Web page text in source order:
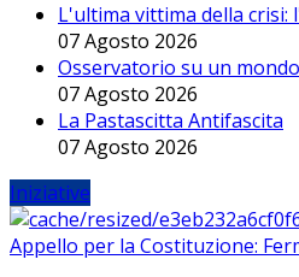
L'ultima vittima della crisi:
07 Agosto 2026
Osservatorio su un
07 Agosto 2026
La Pastascitta Antifascita
07 Agosto 2026
Iniziative
Appello per la Costituzione: